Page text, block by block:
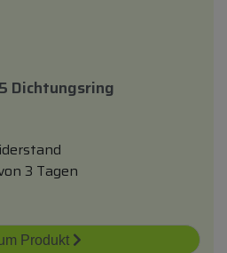
Dichtungsring
3 Tagen
Produkt